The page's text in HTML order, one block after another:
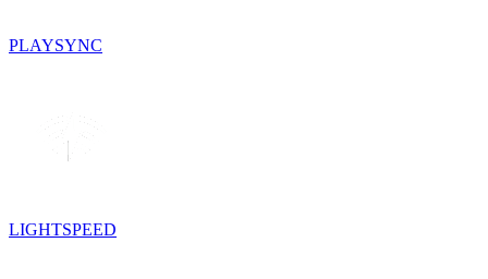
PLAYSYNC
LIGHTSPEED